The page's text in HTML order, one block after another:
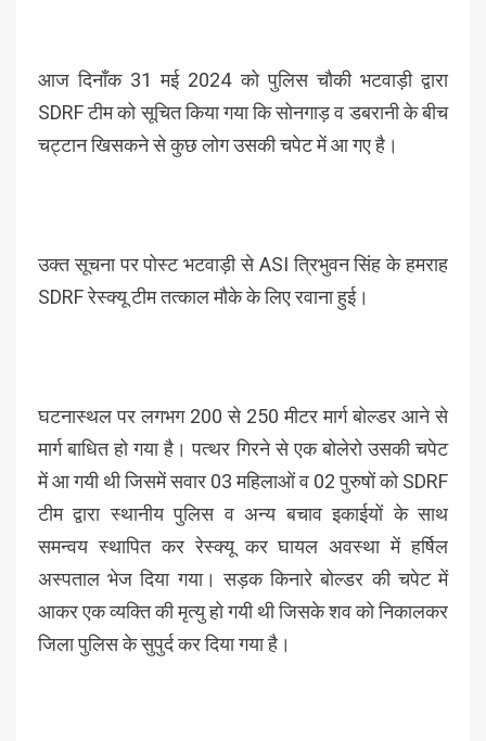
आज दिनाँक 31 मई 2024 को पुलिस चौकी भटवाड़ी द्वारा
SDRF टीम को सूचित किया गया कि सोनगाड़ व डबरानी के बीच
चट्टान खिसकने से कुछ लोग उसकी चपेट में आ गए है।
उक्त सूचना पर पोस्ट भटवाड़ी से ASI त्रिभुवन सिंह के हमराह
SDRF रेस्क्यू टीम तत्काल मौके के लिए रवाना हुई।
घटनास्थल पर लगभग 200 से 250 मीटर मार्ग बोल्डर आने से
मार्ग बाधित हो गया है। पत्थर गिरने से एक बोलेरो उसकी चपेट
में आ गयी थी जिसमें सवार 03 महिलाओं व 02 पुरुषों को SDRF
टीम द्वारा स्थानीय पुलिस व अन्य बचाव इकाईयों के साथ
समन्वय स्थापित कर रेस्क्यू कर घायल अवस्था में हर्षिल
अस्पताल भेज दिया गया। सड़क किनारे बोल्डर की चपेट में
आकर एक व्यक्ति की मृत्यु हो गयी थी जिसके शव को निकालकर
जिला पुलिस के सुपुर्द कर दिया गया है।